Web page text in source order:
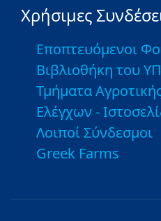
Χρήσιμες
Εποπτευόμενοι
Βιβλιοθήκη του
Τμήματα
Ελέγχων -
Λοιποί Σύνδεσμοι
Greek Farms